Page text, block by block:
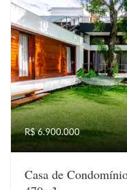
R$ 6.900.000
Casa de